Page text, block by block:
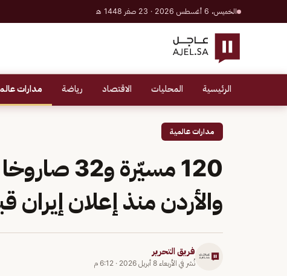
الخميس، 6 أغسطس 2026 · 23 صفر 1448 هـ
الرئيسية المحليات الاقتصاد رياضة مدارات
مدارات عالمية
120 مسيّرة
والأردن منذ إعلان إيران
فريق التحرير
نُشر في الأربعاء 8 أبريل 2026 · 6:12 م